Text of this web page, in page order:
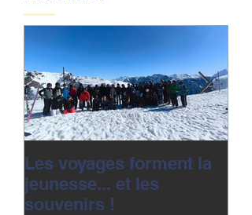
Les voyages forment la
jeunesse... et les
souvenirs !